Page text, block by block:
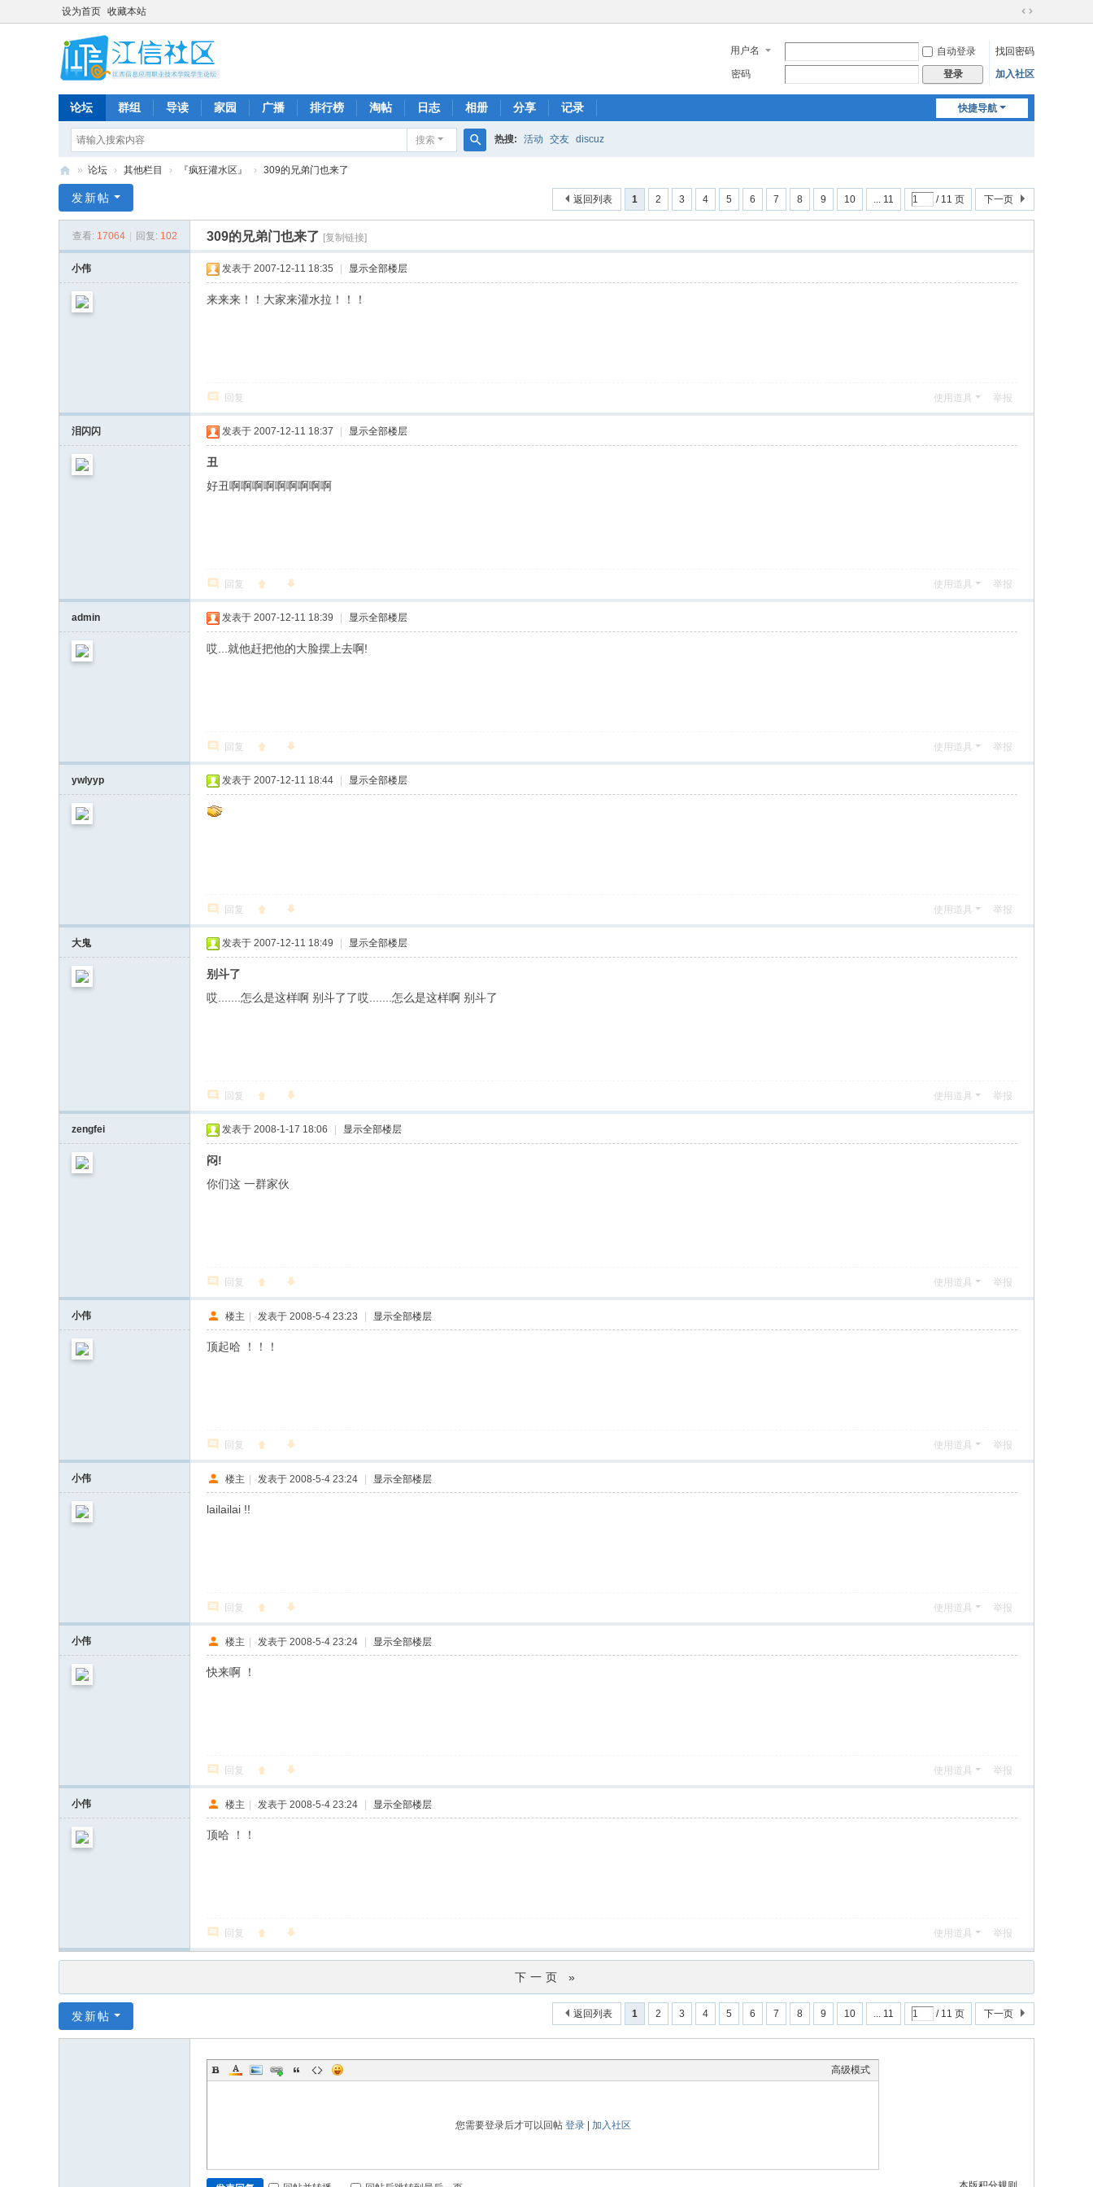
设为首页 收藏本站
切
到
宽
用户名 自动登录
找回密码
密码
登录 加入社区
快捷导航
论坛 群组 导读 家园 广播 排行榜 淘帖 日志 相册 分享 记录
搜索 热搜: 活动 交友 discuz
信
» 论坛 › 其他栏目 › 『疯狂灌水区』 › 309的兄弟门也来了
1 2 3 4 5 6 7 8 9 10 ... 11 / 11 页 下一页
返回列表
发新帖
查看: 17064 回复: 102 309的兄弟门也来了 [复制链接]
小伟 发表于 2007-12-11 18:35 显示全部楼层
来来来！！大家来灌水拉！！！
回复 使用道具 举报
泪闪闪 发表于 2007-12-11 18:37 显示全部楼层
丑
好丑啊啊啊啊啊啊啊啊啊
回复 使用道具 举报
admin 发表于 2007-12-11 18:39 显示全部楼层
哎...就他赶把他的大脸摆上去啊!
回复 使用道具 举报
ywlyyp 发表于 2007-12-11 18:44 显示全部楼层
回复 使用道具 举报
大鬼 发表于 2007-12-11 18:49 显示全部楼层
别斗了
哎.......怎么是这样啊 别斗了了哎.......怎么是这样啊 别斗了
回复 使用道具 举报
zengfei 发表于 2008-1-17 18:06 显示全部楼层
闷!
你们这 一群家伙
回复 使用道具 举报
小伟 楼主 | 发表于 2008-5-4 23:23 | 显示全部楼层
顶起哈 ！！！
回复 使用道具 举报
小伟 楼主 | 发表于 2008-5-4 23:24 | 显示全部楼层
lailailai !!
回复 使用道具 举报
小伟 楼主 | 发表于 2008-5-4 23:24 | 显示全部楼层
快来啊 ！
回复 使用道具 举报
小伟 楼主 | 发表于 2008-5-4 23:24 | 显示全部楼层
顶哈 ！！
回复 使用道具 举报
下一页 »
1 2 3 4 5 6 7 8 9 10 ... 11 / 11 页 下一页
返回列表
发新帖
高级模式
您需要登录后才可以回帖 登录| 加入社区